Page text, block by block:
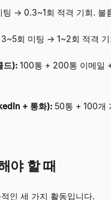
→ 0.3~1회 적격 기회. 볼
회 미팅 → 1~2회 적격 기
드): 100통 + 200통 이메일
+ 통화): 50통 + 100개
야 할 때
인 세 가지 활동입니다.